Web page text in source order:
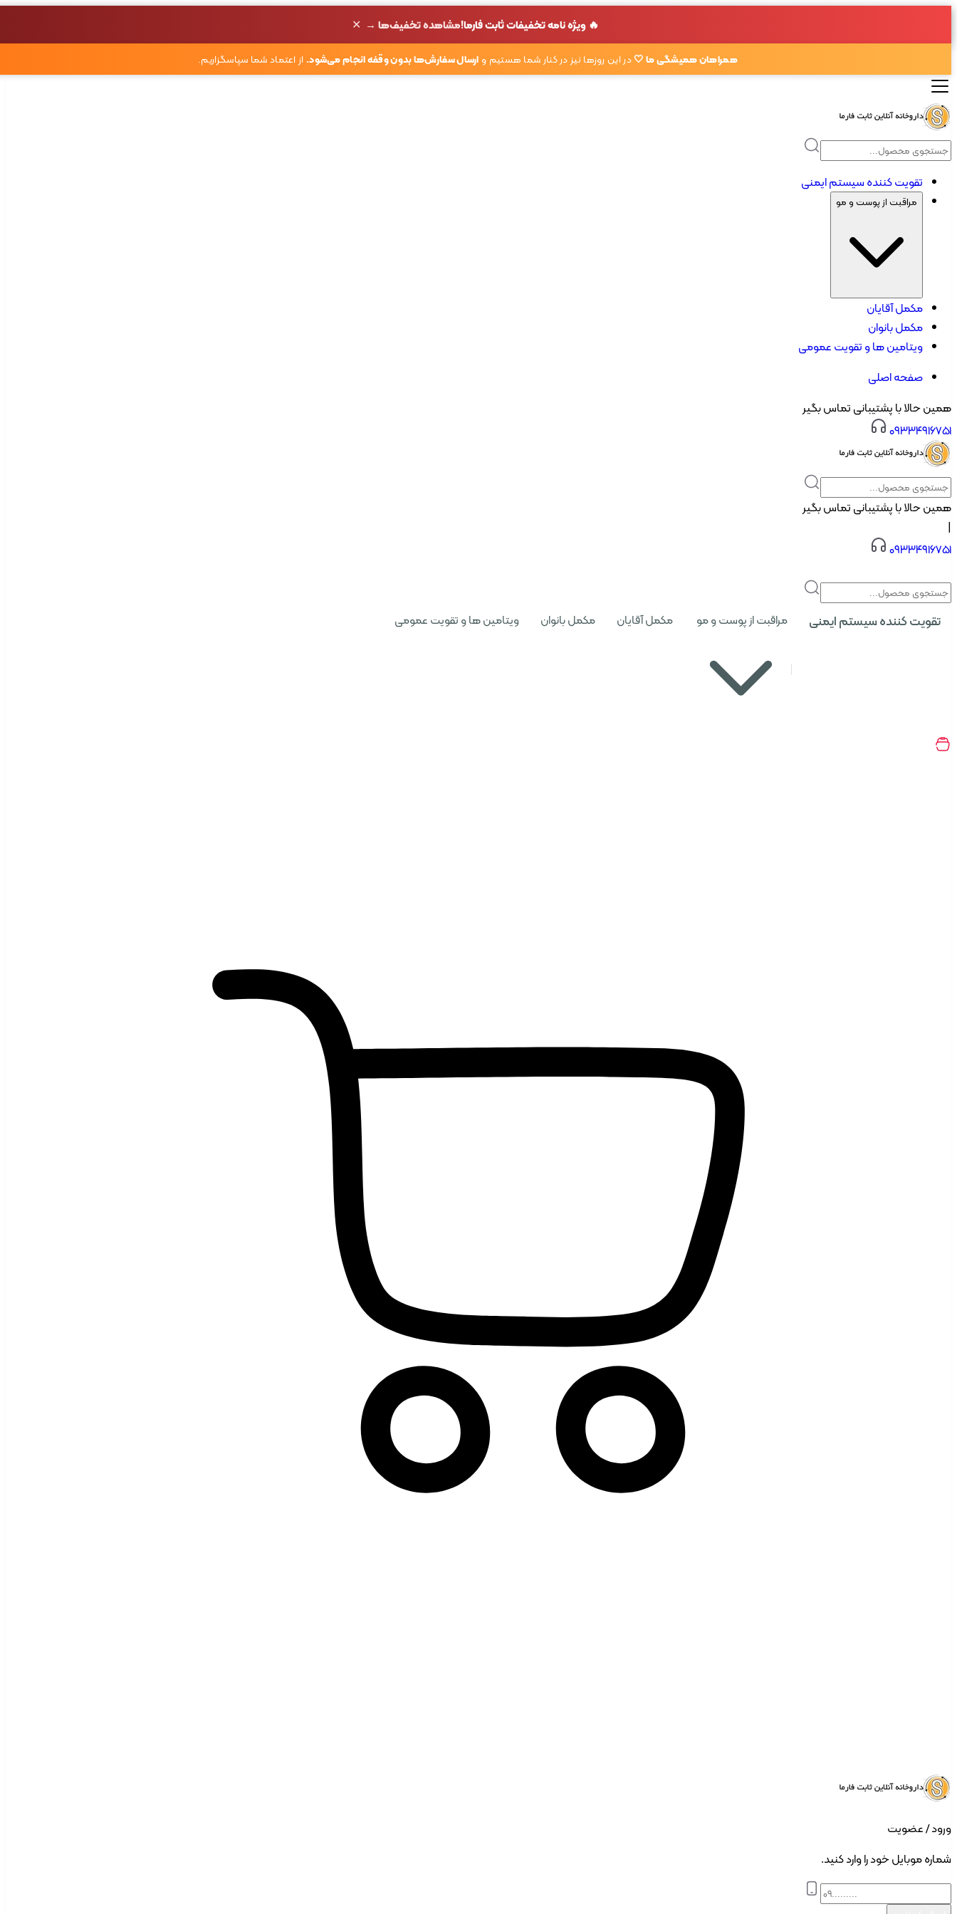
🔥 ویژه نامه تخفیفات ثابت فارما!مشاهده تخفیف‌ها → ✕
همراهان همیشگی ما 🤍در این روزها نیز در کنار شما هستیم و ارسال سفارش‌ها بدون وقفه انجام می‌شود. از اعتماد شما سپاسگزاریم.
تقویت کننده سیستم ایمنی
مراقبت از پوست و مو
مکمل آقایان
مکمل بانوان
ویتامین ها و تقویت عمومی
صفحه اصلی
همین حالا با پشتیبانی تماس بگیر
۰۹۳۳۴۹۱۶۷۵۱
همین حالا با پشتیبانی تماس بگیر
|
۰۹۳۳۴۹۱۶۷۵۱
تقویت کننده سیستم ایمنی مراقبت از پوست و مو مکمل آقایان مکمل بانوان ویتامین ها و تقویت عمومی
ورود / عضویت
شماره موبایل خود را وارد کنید.